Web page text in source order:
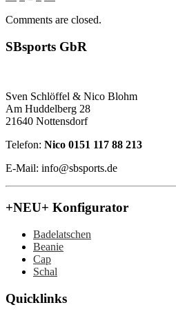
Comments are closed.
SBsports GbR
Sven Schlöffel & Nico Blohm
Am Huddelberg 28
21640 Nottensdorf
Telefon: Nico 0151 117 88 213
E-Mail: info@sbsports.de
+NEU+ Konfigurator
Badelatschen
Beanie
Cap
Schal
Quicklinks